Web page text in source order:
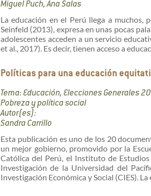
Miguel Puch, Ana Salas
La educación en el Perú llega a
Seinfeld (2013), expresa en unas pocas
adolescentes acceden a un servicio
et al., 2017). Es decir, tienen acceso a
Políticas para una educación
Tema: Educación, Elecciones Generales
Pobreza y política social
Autor(es):
Sandra Carrillo
Esta publicación es uno de los 20
un mejor gobierno, promovido por la
Católica del Perú, el Instituto de
Investigación de la Universidad del
Investigación Económica y Social (CIES).